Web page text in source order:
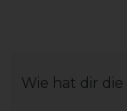
Wie hat dir